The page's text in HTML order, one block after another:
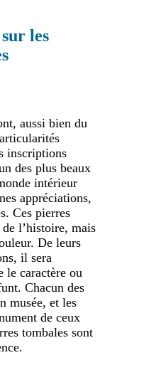
les
aussi bien du
inscriptions
des plus beaux
intérieur
appréciations,
Ces pierres
l’histoire, mais
De leurs
il sera
le caractère ou
Chacun des
musée, et les
de ceux
tombales sont